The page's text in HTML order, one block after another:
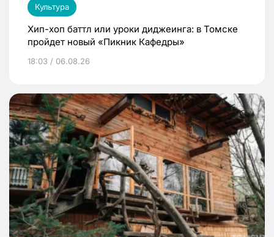
Культура
Хип-хоп баттл или уроки диджеинга: в Томске
пройдет новый «Пикник Кафедры»
18:03 / 06.08.26